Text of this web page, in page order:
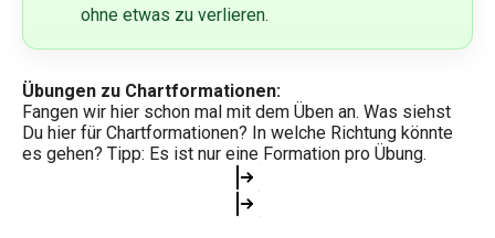
ohne etwas zu verlieren.
Übungen zu Chartformationen:
Fangen wir hier schon mal mit dem Üben an. Was siehst
Du hier für Chartformationen? In welche Richtung könnte
es gehen? Tipp: Es ist nur eine Formation pro Übung.